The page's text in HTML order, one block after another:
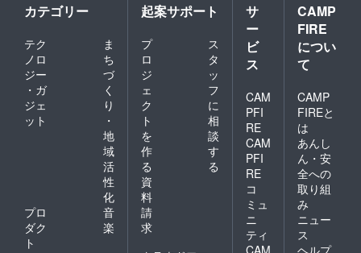
カテゴリー
テク
ノロ
ジー
・ガ
ジェ
ット
ま
ち
づ
く
り
・
地
域
活
性
化
プロ
ダク
ト
音
楽
起案サポート
プ
ロ
ジ
ェ
ク
ト
を
作
る
ス
タ
ッ
フ
に
相
談
す
る
資
料
請
求
サ
ー
ビ
ス
CAM
PFI
RE
CAM
PFI
RE
コ
ミュ
ニ
ティ
CAM
CAMP
FIRE
につい
て
CAMP
FIREと
は
あんし
ん・安
全への
取り組
み
ニュー
ス
ヘルプ